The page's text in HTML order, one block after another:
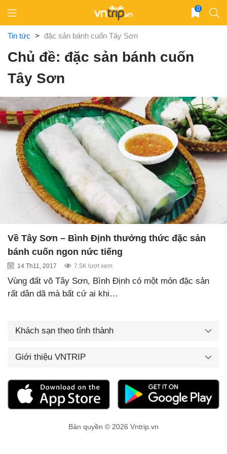
content
0
Tin tức > đặc sản bánh cuốn Tây Sơn
Chủ đề: đặc sản bánh cuốn
Tây Sơn
Về Tây Sơn – Bình Định thưởng thức đặc sản
bánh cuốn ngon nức tiếng
14 Th11, 2017 7.5K lượt xem
Vùng đất võ Tây Sơn, Bình Định có một món đặc sản
rất dân dã mà bất cứ ai khi…
Khách sạn theo tỉnh thành
Giới thiệu VNTRIP
Bản quyền © 2026 Vntrip.vn